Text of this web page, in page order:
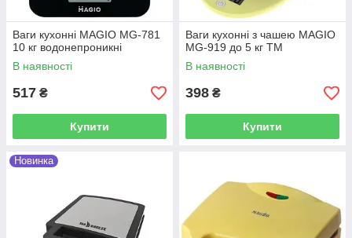
Ваги кухонні MAGIO MG-781
10 кг водонепроникні
В наявності
517 ₴
Купити
Ваги кухонні з чашею MAGIO
MG-919 до 5 кг ТМ
В наявності
398 ₴
Купити
Новинка